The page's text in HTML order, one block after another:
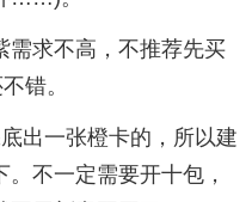
需求不高，不推荐先买
错。
出一张橙卡的，所以建
不一定需要开十包，